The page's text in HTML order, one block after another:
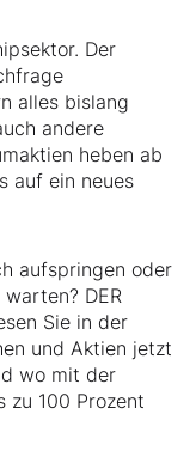
Der
alles bislang
andere
heben ab
auf ein neues
aufspringen oder
DER
Sie in der
und Aktien jetzt
wo mit der
zu 100 Prozent